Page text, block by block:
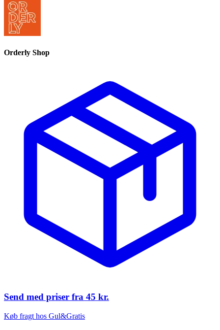
Orderly Shop
Send med priser fra 45 kr.
Køb fragt hos Gul&Gratis